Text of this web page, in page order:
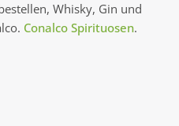
Whisky, Gin und
Conalco Spirituosen.